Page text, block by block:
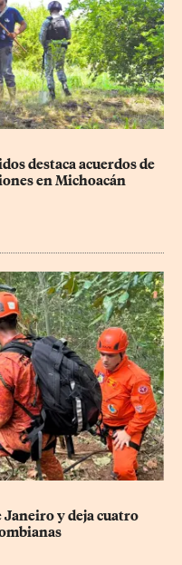
destaca acuerdos de
en Michoacán
y deja cuatro